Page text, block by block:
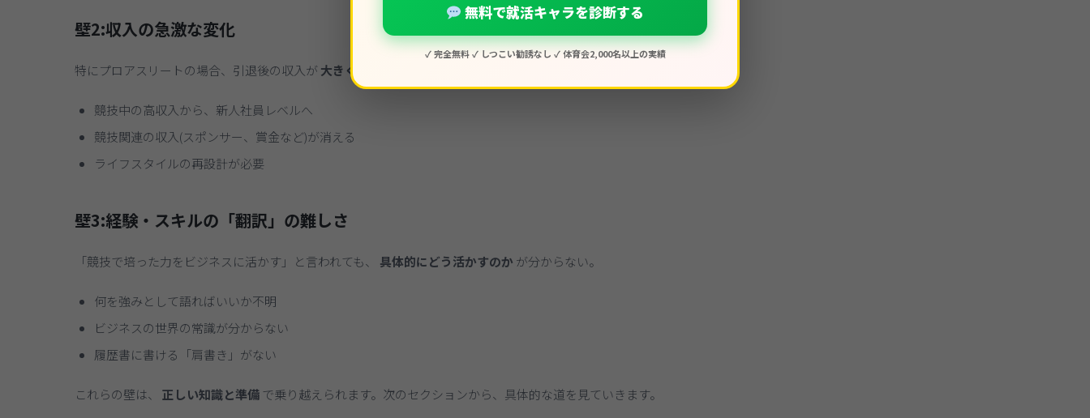
壁2:収入の急激な変化
特にプロアスリートの場合、引退後の収入が大きく下がる
競技中の高収入から、新人社員レベルへ
競技関連の収入(スポンサー、賞金など)が消える
ライフスタイルの再設計が必要
壁3:経験・スキルの「翻訳」の難しさ
「競技で培った力をビジネスに活かす」と言われても、 具体的にどう活かすのか が分からない。
何を強みとして語ればいいか不明
ビジネスの世界の常識が分からない
履歴書に書ける「肩書き」がない
これらの壁は、 正しい知識と準備で乗り越えられます。次のセクションから、具体的な道を見ていきます。
無料で就活キャラを診断する
✓ 完全無料 ✓ しつこい勧誘なし ✓ 体育会2,000名以上の実績